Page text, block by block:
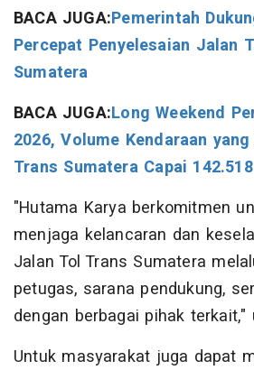
BACA JUGA:Pemerintah
Percepat Penyelesaian Jalan
Sumatera
BACA JUGA:Long Weekend
2026, Volume Kendaraan
Trans Sumatera Capai 142.518
"Hutama Karya berkomitmen
menjaga kelancaran dan
Jalan Tol Trans Sumatera
petugas, sarana pendukung,
dengan berbagai pihak terkait,"
Untuk masyarakat juga dapat